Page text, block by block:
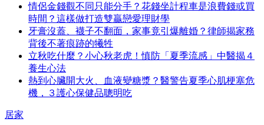
情侶金錢觀不同只能分手？花錢坐計程車是浪費錢或買
時間？這樣做打造雙贏戀愛理財學
牙膏沒蓋、襪子不翻面，家事竟引爆離婚？律師揭家務
背後不著痕跡的犧牲
立秋吃什麼？小心秋老虎！慎防「夏季流感」中醫揭４
養生心法
熱到心臟開大火、血液變糖漿？醫警告夏季心肌梗塞危
機，３護心保健品聰明吃
居家